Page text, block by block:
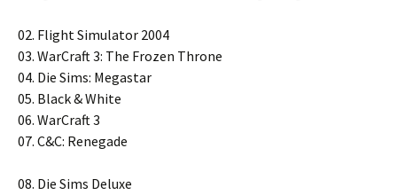
02. Flight Simulator 2004
03. WarCraft 3: The Frozen Throne
04. Die Sims: Megastar
05. Black & White
06. WarCraft 3
07. C&C: Renegade
08. Die Sims Deluxe